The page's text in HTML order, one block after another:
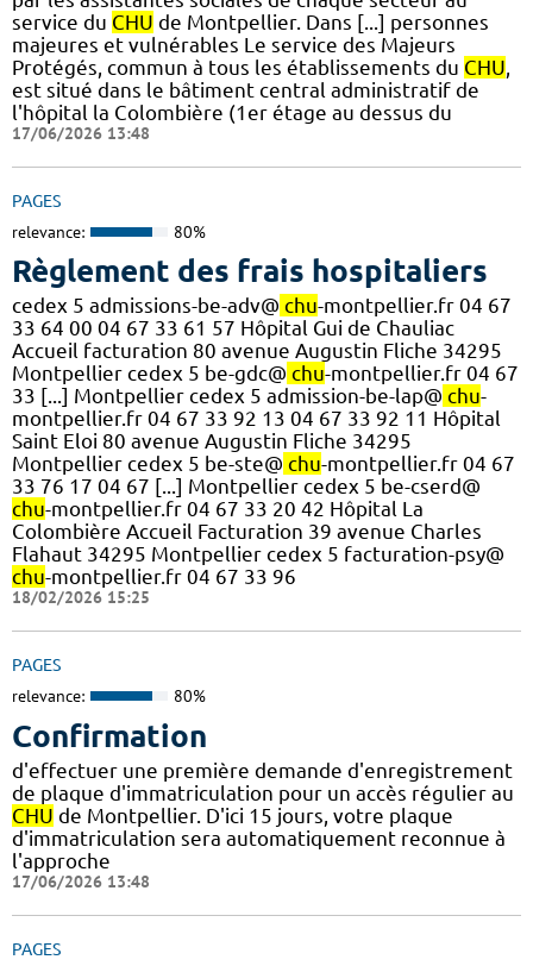
service du CHU de Montpellier. Dans [...] personnes
majeures et vulnérables Le service des Majeurs
Protégés, commun à tous les établissements du CHU
est situé dans le bâtiment central administratif de
l'hôpital la Colombière (1er étage au dessus du
17/06/2026 13:48
PAGES
relevance: 80%
Règlement des frais hospitaliers
cedex 5 admissions-be-adv@ chu-montpellier.fr 04 67
33 64 00 04 67 33 61 57 Hôpital Gui de Chauliac
Accueil facturation 80 avenue Augustin Fliche 34295
Montpellier cedex 5 be-gdc@ chu-montpellier.fr 04 67
33 [...] Montpellier cedex 5 admission-be-lap@ chu-
montpellier.fr 04 67 33 92 13 04 67 33 92 11 Hôpital
Saint Eloi 80 avenue Augustin Fliche 34295
Montpellier cedex 5 be-ste@ chu-montpellier.fr 04 67
33 76 17 04 67 [...] Montpellier cedex 5 be-cserd@
chu-montpellier.fr 04 67 33 20 42 Hôpital La
Colombière Accueil Facturation 39 avenue Charles
Flahaut 34295 Montpellier cedex 5 facturation-psy@
chu-montpellier.fr 04 67 33 96
18/02/2026 15:25
PAGES
relevance: 80%
Confirmation
d'effectuer une première demande d'enregistrement
de plaque d'immatriculation pour un accès régulier au
CHU de Montpellier. D'ici 15 jours, votre plaque
d'immatriculation sera automatiquement reconnue à
l'approche
17/06/2026 13:48
PAGES